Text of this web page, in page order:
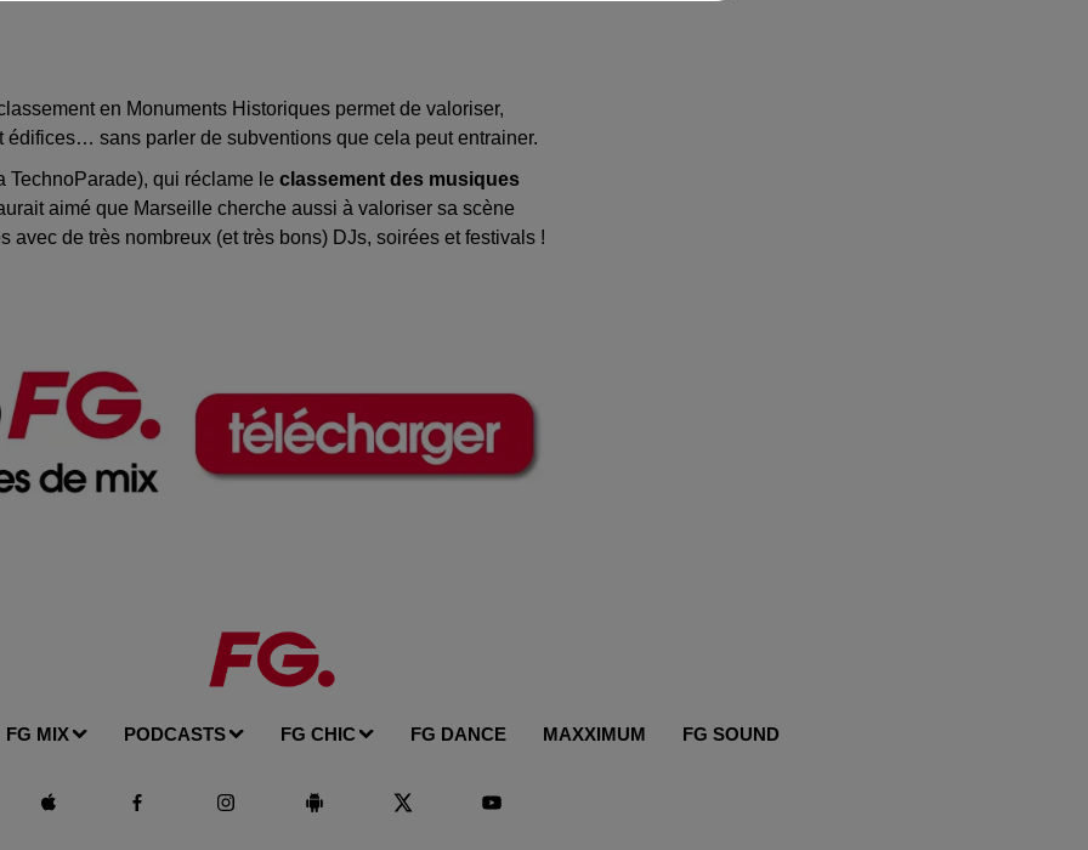
en Monuments Historiques permet de valoriser,
sans parler de subventions que cela peut entrainer.
TechnoParade), qui réclame le classement des musiques
aimé que Marseille cherche aussi à valoriser sa scène
de très nombreux (et très bons) DJs, soirées et festivals !
FG MIX PODCASTS FG CHIC FG DANCE MAXXIMUM FG SOUND